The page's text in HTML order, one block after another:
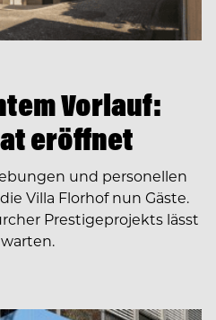
Vorlauf:
eröffnet
und personellen
Villa Florhof nun Gäste.
Prestigeprojekts lässt